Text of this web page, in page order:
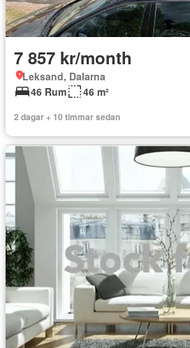
7 857 kr/month
Leksand, Dalarna
46 Rum
46 m²
2 dagar + 10 timmar sedan